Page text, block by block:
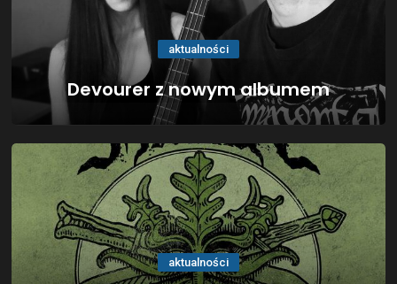
aktualności
Devourer z nowym albumem
aktualności